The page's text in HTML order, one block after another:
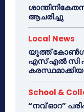
ആചരിച്ചു
Local News
യൂത്ത്
എസ് എൽ സി
School &
“നവ് ഓറ”